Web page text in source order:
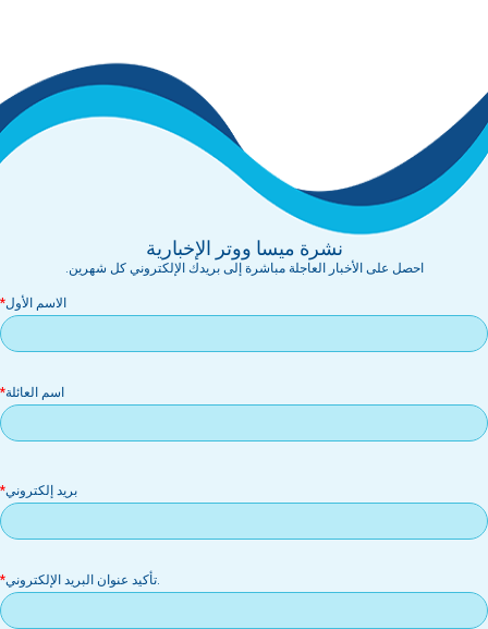
نشرة ميسا ووتر الإخبارية
احصل على الأخبار العاجلة مباشرة إلى بريدك الإلكتروني كل شهرين.
الاسم الأول
اسم العائلة
بريد إلكتروني
.تأكيد عنوان البريد الإلكتروني